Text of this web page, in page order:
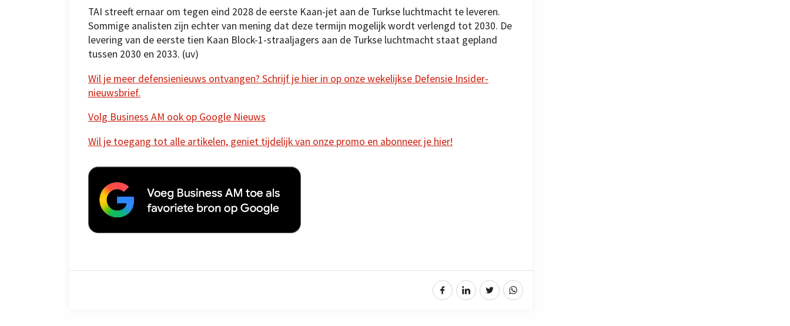
TAI streeft ernaar om tegen eind 2028 de eerste Kaan-jet aan de Turkse luchtmacht te leveren.
Sommige analisten zijn echter van mening dat deze termijn mogelijk wordt verlengd tot 2030. De
levering van de eerste tien Kaan Block-1-straaljagers aan de Turkse luchtmacht staat gepland
tussen 2030 en 2033. (uv)
Wil je meer defensienieuws ontvangen? Schrijf je hier in op onze wekelijkse Defensie Insider-
nieuwsbrief.
Volg Business AM ook op Google Nieuws
Wil je toegang tot alle artikelen, geniet tijdelijk van onze promo en abonneer je hier!